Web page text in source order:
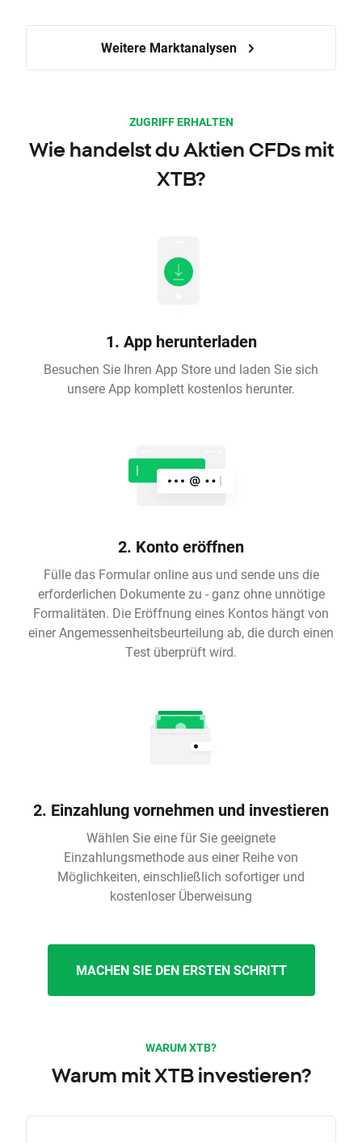
Weitere Marktanalysen
ZUGRIFF ERHALTEN
Wie handelst du Aktien CFDs mit
XTB?
1. App herunterladen
Besuchen Sie Ihren App Store und laden Sie sich
unsere App komplett kostenlos herunter.
2. Konto eröffnen
Fülle das Formular online aus und sende uns die
erforderlichen Dokumente zu - ganz ohne unnötige
Formalitäten. Die Eröffnung eines Kontos hängt von
einer Angemessenheitsbeurteilung ab, die durch einen
Test überprüft wird.
2. Einzahlung vornehmen und investieren
Wählen Sie eine für Sie geeignete
Einzahlungsmethode aus einer Reihe von
Möglichkeiten, einschließlich sofortiger und
kostenloser Überweisung
MACHEN SIE DEN ERSTEN SCHRITT
WARUM XTB?
Warum mit XTB investieren?